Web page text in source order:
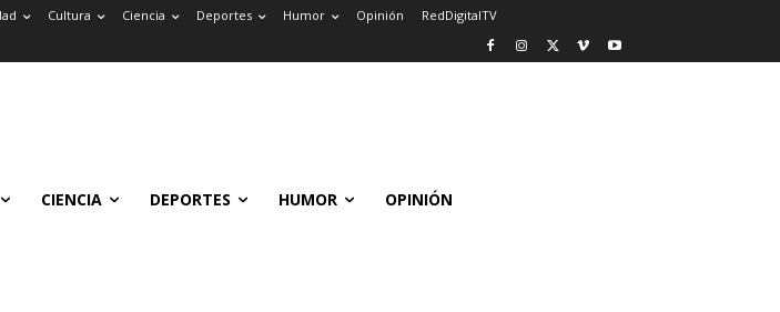
Cultura Ciencia Deportes Humor Opinión RedDigitalTV
CIENCIA DEPORTES HUMOR OPINIÓN